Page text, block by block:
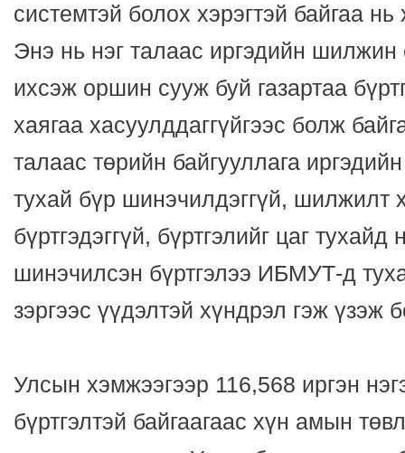
системтэй болох хэрэгтэй байгаа
Энэ нь нэг талаас иргэдийн
ихсэж оршин сууж буй газартаа
хаягаа хасуулддаггүйгээс болж
талаас төрийн байгууллага
тухай бүр шинэчилдэггүй, шилжилт
бүртгэдэггүй, бүртгэлийг цаг тухайд
шинэчилсэн бүртгэлээ ИБМУТ-д
зэргээс үүдэлтэй хүндрэл гэж үзэж
Улсын хэмжээгээр 116,568 иргэн
бүртгэлтэй байгаагаас хүн амын